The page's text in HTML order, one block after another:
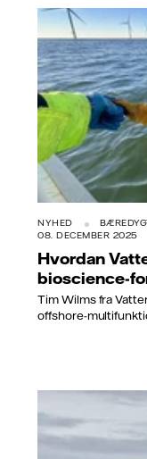
NYHED
08. DECEMBER 2025
Hvordan
bioscience-
Tim Wilms fra
offshore-